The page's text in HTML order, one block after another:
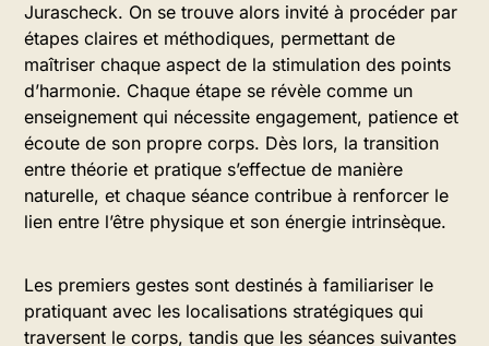
Jurascheck. On se trouve alors invité à procéder par
étapes claires et méthodiques, permettant de
maîtriser chaque aspect de la stimulation des points
d’harmonie. Chaque étape se révèle comme un
enseignement qui nécessite engagement, patience et
écoute de son propre corps. Dès lors, la transition
entre théorie et pratique s’effectue de manière
naturelle, et chaque séance contribue à renforcer le
lien entre l’être physique et son énergie intrinsèque.
Les premiers gestes sont destinés à familiariser le
pratiquant avec les localisations stratégiques qui
traversent le corps, tandis que les séances suivantes